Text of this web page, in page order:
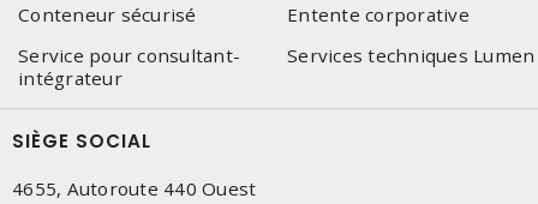
Conteneur sécurisé
Entente corporative
Service pour consultant-
intégrateur
Services techniques Lumen
SIÈGE SOCIAL
4655, Autoroute 440 Ouest